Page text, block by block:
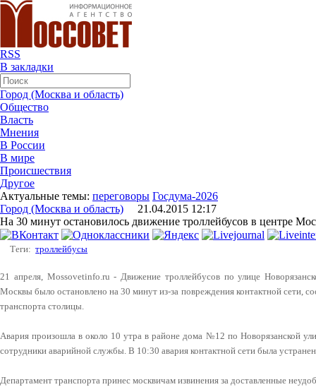
RSS
В закладки
Город (Москва и область)
Общество
Власть
Мнения
В России
В мире
Происшествия
Другое
Актуальные темы: переговоры Госдума-2026
Город (Москва и область) 21.04.2015 12:17
На 30 минут остановилось движение троллейбусов в центре
Теги: троллейбусы
21 апреля, Mossovetinfo.ru - Движение троллейбусов по улице
Москвы было остановлено на 30 минут из-за повреждения контактной сети,
транспорта столицы.
Авария произошла в около 10 утра в районе дома №12 по Новорязанской
сотрудники аварийной службы. В 10:30 авария контактной сети была
Департамент транспорта принес москвичам извинения за доставленные